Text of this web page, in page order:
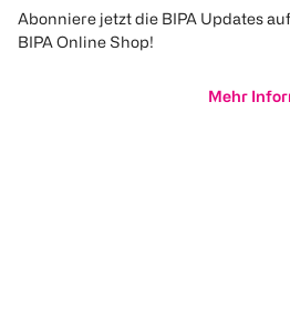
Abonniere jetzt die BIPA Updates
BIPA Online Shop!
Mehr